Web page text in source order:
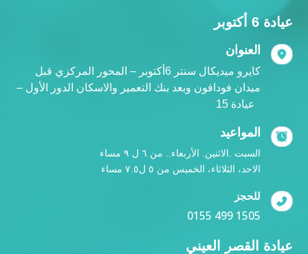
عيادة القصر العيني
عيادة 6 أكتوبر
العنوان
كايرو ميديكال سنتر 6أكتوبر – المحور المركزي قبل
ميدان فودافون وبعد بنك التعمير والاسكان الدور الأول –
عيادة 15
المواعيد
السبت .الاثنين. الأربعاء.. من ٦ ل ٩ مساء
الاحد، الثلاثاء، الخميس من ٥ ل٧.٥ مساء
للحجز
0155 499 1505